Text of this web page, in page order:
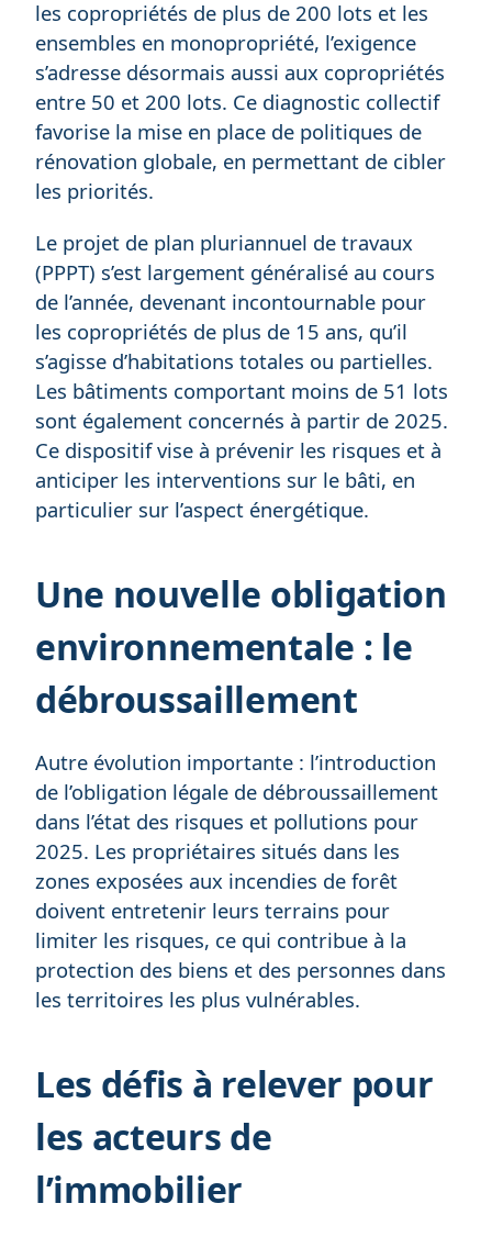
les copropriétés de plus de 200 lots et les
ensembles en monopropriété, l’exigence
s’adresse désormais aussi aux copropriétés
entre 50 et 200 lots. Ce diagnostic collectif
favorise la mise en place de politiques de
rénovation globale, en permettant de cibler
les priorités.
Le projet de plan pluriannuel de travaux
(PPPT) s’est largement généralisé au cours
de l’année, devenant incontournable pour
les copropriétés de plus de 15 ans, qu’il
s’agisse d’habitations totales ou partielles.
Les bâtiments comportant moins de 51 lots
sont également concernés à partir de 2025.
Ce dispositif vise à prévenir les risques et à
anticiper les interventions sur le bâti, en
particulier sur l’aspect énergétique.
Une nouvelle obligation
environnementale : le
débroussaillement
Autre évolution importante : l’introduction
de l’obligation légale de débroussaillement
dans l’état des risques et pollutions pour
2025. Les propriétaires situés dans les
zones exposées aux incendies de forêt
doivent entretenir leurs terrains pour
limiter les risques, ce qui contribue à la
protection des biens et des personnes dans
les territoires les plus vulnérables.
Les défis à relever pour
les acteurs de
l’immobilier